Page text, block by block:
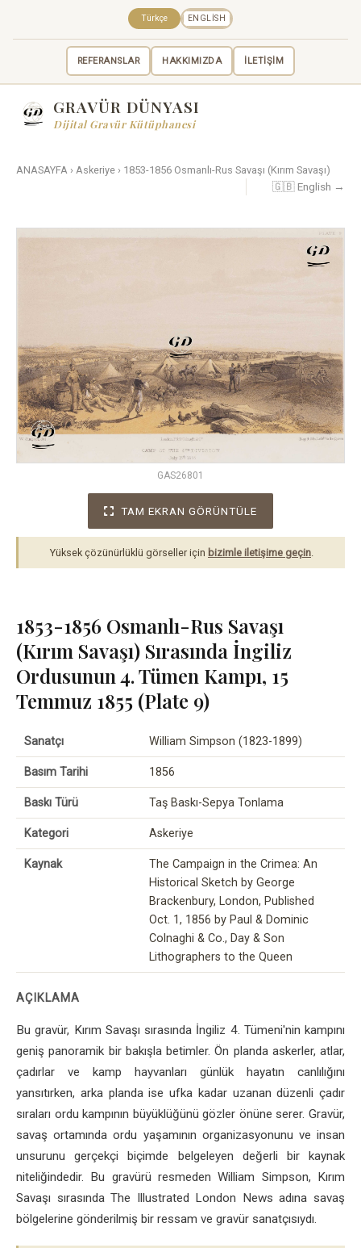
REFERANSLAR HAKKIMIZDA İLETİŞİM
Türkçe ENGLISH
GRAVÜR DÜNYASI
Dijital Gravür Kütüphanesi
ANASAYFA › Askeriye › 1853-1856 Osmanlı-Rus Savaşı (Kırım Savaşı)
🇬🇧 English →
GAS26801
TAM EKRAN GÖRÜNTÜLE
Yüksek çözünürlüklü görseller için bizimle iletişime geçin
1853-1856 Osmanlı-Rus Savaşı
(Kırım Savaşı) Sırasında İngiliz
Ordusunun 4. Tümen Kampı, 15
Temmuz 1855 (Plate 9)
Sanatçı William Simpson (1823-1899)
Basım Tarihi 1856
Baskı Türü Taş Baskı-Sepya Tonlama
Kategori Askeriye
Kaynak
The Campaign in the Crimea: An
Historical Sketch by George
Brackenbury, London, Published
Oct. 1, 1856 by Paul & Dominic
Colnaghi & Co., Day & Son
Lithographers to the Queen
AÇIKLAMA
Bu gravür, Kırım Savaşı sırasında İngiliz 4. Tümeni'nin kampını
geniş panoramik bir bakışla betimler. Ön planda askerler, atlar,
çadırlar ve kamp hayvanları günlük hayatın canlılığını
yansıtırken, arka planda ise ufka kadar uzanan düzenli çadır
sıraları ordu kampının büyüklüğünü gözler önüne serer. Gravür,
savaş ortamında ordu yaşamının organizasyonunu ve insan
unsurunu gerçekçi biçimde belgeleyen değerli bir kaynak
niteliğindedir. Bu gravürü resmeden William Simpson, Kırım
Savaşı sırasında The Illustrated London News adına savaş
bölgelerine gönderilmiş bir ressam ve gravür sanatçısıydı.